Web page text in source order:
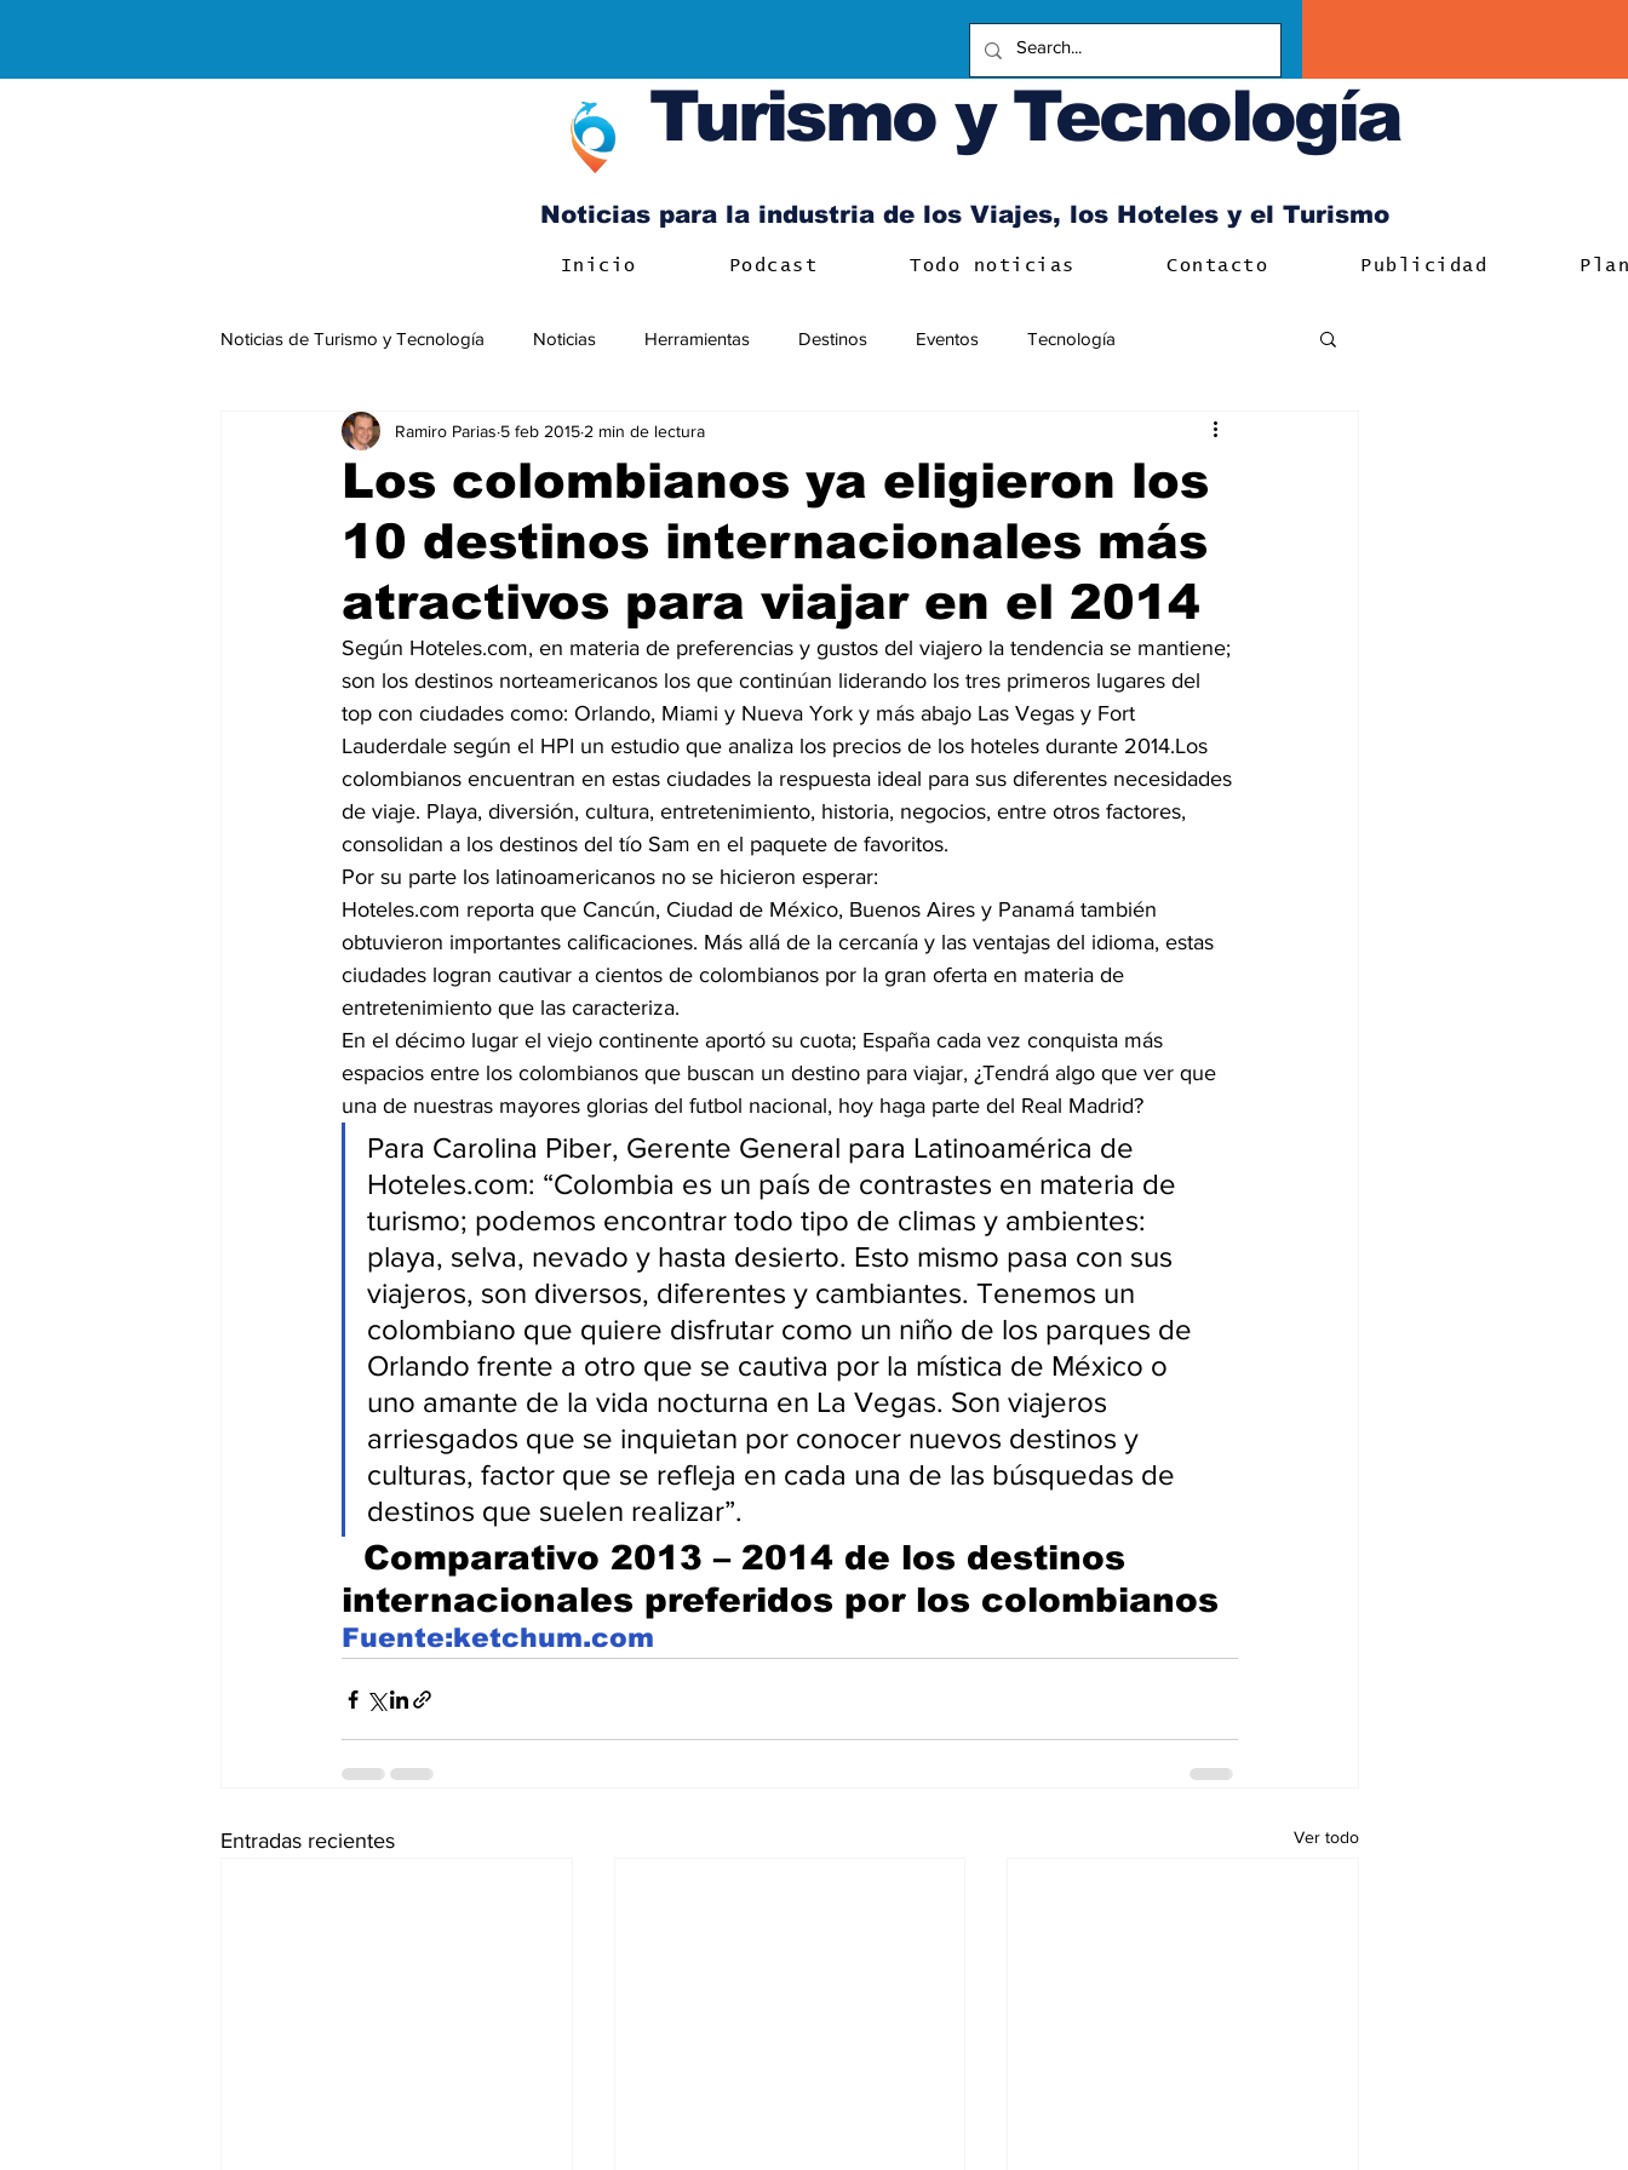
Turismo y Tecnología
Noticias para la industria de los Viajes, los Hoteles y el Turismo
Inicio Podcast Todo noticias Contacto Publicidad
Noticias de Turismo y Tecnología Noticias Herramientas Destinos Eventos Tecnología
Negocios Internacionales
Los colombianos ya eligieron los
10 destinos internacionales más
atractivos para viajar en el 2014
Ramiro Parias 5 feb 2015 2 min de lectura
Según Hoteles.com, en materia de preferencias y gustos del viajero la tendencia se mantiene;
son los destinos norteamericanos los que continúan liderando los tres primeros lugares del
top con ciudades como: Orlando, Miami y Nueva York y más abajo Las Vegas y Fort
Lauderdale según el HPI un estudio que analiza los precios de los hoteles durante 2014.Los
colombianos encuentran en estas ciudades la respuesta ideal para sus diferentes necesidades
de viaje. Playa, diversión, cultura, entretenimiento, historia, negocios, entre otros factores,
consolidan a los destinos del tío Sam en el paquete de favoritos.
Por su parte los latinoamericanos no se hicieron esperar:
Hoteles.com reporta que Cancún, Ciudad de México, Buenos Aires y Panamá también
obtuvieron importantes calificaciones. Más allá de la cercanía y las ventajas del idioma, estas
ciudades logran cautivar a cientos de colombianos por la gran oferta en materia de
entretenimiento que las caracteriza.
En el décimo lugar el viejo continente aportó su cuota; España cada vez conquista más
espacios entre los colombianos que buscan un destino para viajar, ¿Tendrá algo que ver que
una de nuestras mayores glorias del futbol nacional, hoy haga parte del Real Madrid?
Para Carolina Piber, Gerente General para Latinoamérica de
Hoteles.com: “Colombia es un país de contrastes en materia de
turismo; podemos encontrar todo tipo de climas y ambientes:
playa, selva, nevado y hasta desierto. Esto mismo pasa con sus
viajeros, son diversos, diferentes y cambiantes. Tenemos un
colombiano que quiere disfrutar como un niño de los parques de
Orlando frente a otro que se cautiva por la mística de México o
uno amante de la vida nocturna en La Vegas. Son viajeros
arriesgados que se inquietan por conocer nuevos destinos y
culturas, factor que se refleja en cada una de las búsquedas de
destinos que suelen realizar”.
Comparativo 2013 – 2014 de los destinos
internacionales preferidos por los colombianos
Fuente:ketchum.com
Entradas recientes Ver todo